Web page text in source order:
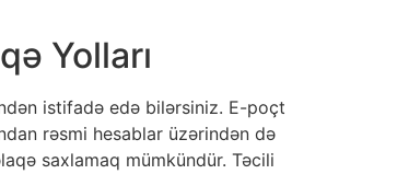
Yolları
istifadə edə bilərsiniz. E-poçt
rəsmi hesablar üzərindən də
saxlamaq mümkündür. Təcili